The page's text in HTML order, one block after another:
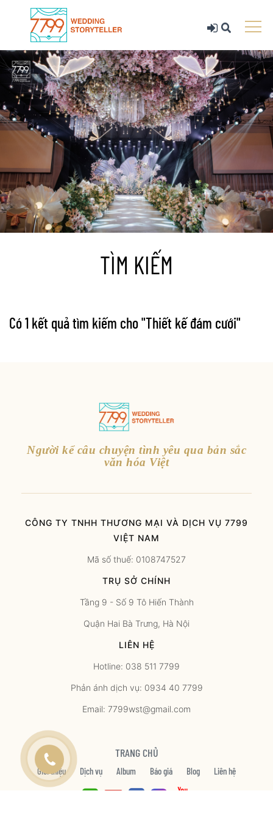
TÌM KIẾM
Có 1 kết quả tìm kiếm cho "Thiết kế đám cưới"
Người kể câu chuyện tình yêu qua bản sắc
văn hóa Việt
CÔNG TY TNHH THƯƠNG MẠI VÀ DỊCH VỤ 7799
VIỆT NAM
Mã số thuế: 0108747527
TRỤ SỞ CHÍNH
Tầng 9 - Số 9 Tô Hiến Thành
Quận Hai Bà Trưng, Hà Nội
LIÊN HỆ
Hotline: 038 511 7799
Phản ánh dịch vụ: 0934 40 7799
Email: 7799wst@gmail.com
TRANG CHỦ
Giới thiệu Dịch vụ Album Báo giá Blog Liên hệ